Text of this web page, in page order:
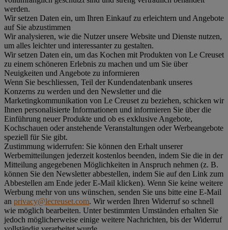
werden.
Wir setzen Daten ein, um Ihren Einkauf zu erleichtern und Angebote
auf Sie abzustimmen
Wir analysieren, wie die Nutzer unsere Website und Dienste nutzen,
um alles leichter und interessanter zu gestalten.
Wir setzen Daten ein, um das Kochen mit Produkten von Le Creuset
zu einem schöneren Erlebnis zu machen und um Sie über
Neuigkeiten und Angebote zu informieren
Wenn Sie beschliessen, Teil der Kundendatenbank unseres
Konzerns zu werden und den Newsletter und die
Marketingkommunikation von Le Creuset zu beziehen, schicken wir
Ihnen personalisierte Informationen und informieren Sie über die
Einführung neuer Produkte und ob es exklusive Angebote,
Kochschauen oder anstehende Veranstaltungen oder Werbeangebote
speziell für Sie gibt.
Zustimmung widerrufen: Sie können den Erhalt unserer
Werbemitteilungen jederzeit kostenlos beenden, indem Sie die in der
Mitteilung angegebenen Möglichkeiten in Anspruch nehmen (z. B.
können Sie den Newsletter abbestellen, indem Sie auf den Link zum
Abbestellen am Ende jeder E-Mail klicken). Wenn Sie keine weitere
Werbung mehr von uns wünschen, senden Sie uns bitte eine E-Mail
an privacy@lecreuset.com. Wir werden Ihren Widerruf so schnell
wie möglich bearbeiten. Unter bestimmten Umständen erhalten Sie
jedoch möglicherweise einige weitere Nachrichten, bis der Widerruf